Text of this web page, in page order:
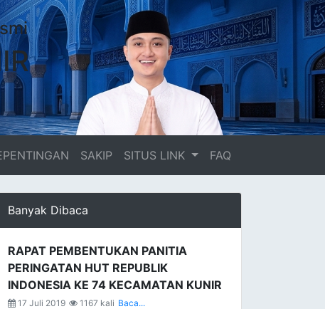
SAKIP SITUS LINK FAQ
Banyak Dibaca
RAPAT PEMBENTUKAN PANITIA
PERINGATAN HUT REPUBLIK
INDONESIA KE 74 KECAMATAN KUNIR
17 Juli 2019 1167 kali Baca...